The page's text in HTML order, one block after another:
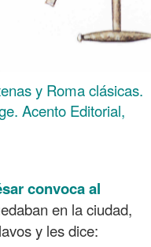
y Roma clásicas.
Acento Editorial,
convoca al
en la ciudad,
y les dice: